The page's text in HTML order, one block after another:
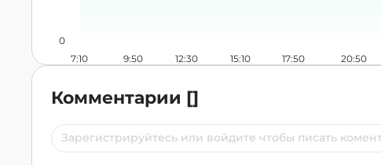
7:10 9:50 12:30 15:10 17:50 20:50
0
Комментарии []